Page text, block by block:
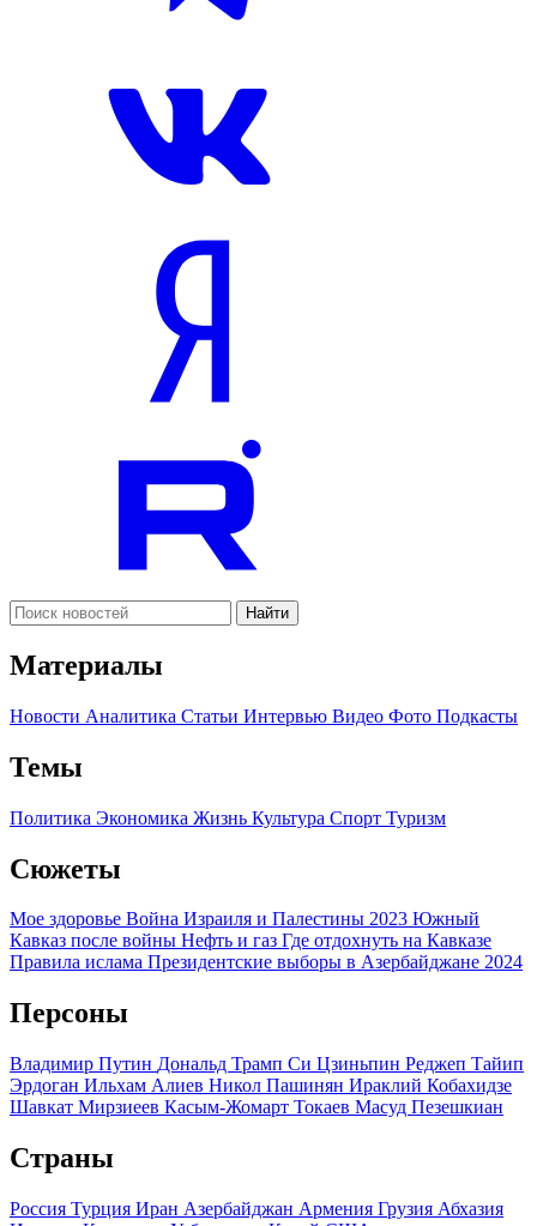
Найти
Материалы
Новости Аналитика Статьи Интервью Видео Фото Подкасты
Темы
Политика Экономика Жизнь Культура Спорт Туризм
Сюжеты
Мое здоровье Война Израиля и Палестины 2023 Южный
Кавказ после войны Нефть и газ Где отдохнуть на Кавказе
Правила ислама Президентские выборы в Азербайджане 2024
Персоны
Владимир Путин Дональд Трамп Си Цзиньпин Реджеп Тайип
Эрдоган Ильхам Алиев Никол Пашинян Ираклий Кобахидзе
Шавкат Мирзиеев Касым-Жомарт Токаев Масуд Пезешкиан
Страны
Россия Турция Иран Азербайджан Армения Грузия Абхазия